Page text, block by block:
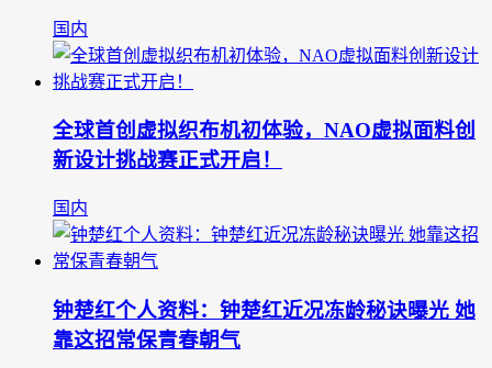
国内
全球首创虚拟织布机初体验，NAO虚拟面料创
新设计挑战赛正式开启！
国内
钟楚红个人资料：钟楚红近况冻龄秘诀曝光 她
靠这招常保青春朝气